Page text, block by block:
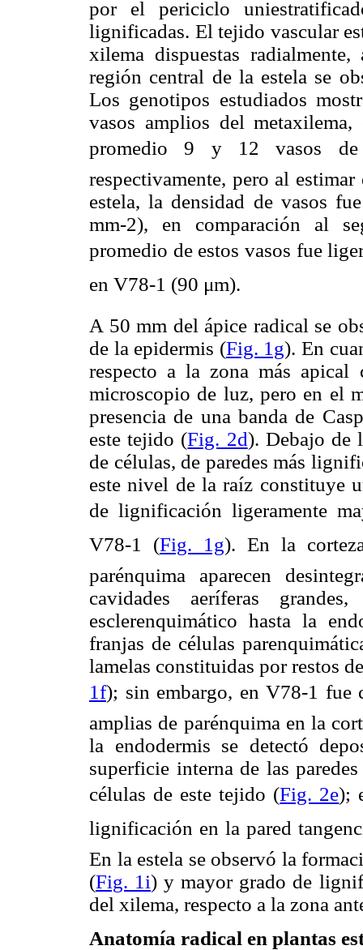
por el periciclo
lignificadas. El tejido vascular
xilema dispuestas
región central de la estela se
Los genotipos estudiados
vasos amplios del
promedio 9 y 12 vasos de
respectivamente, pero al
estela, la densidad de vasos
mm-2), en comparación al
promedio de estos vasos fue
en V78-1 (90 μm).
A 50 mm del ápice radical se
de la epidermis (Fig. 1g). En
respecto a la zona más apical
microscopio de luz, pero en el
presencia de una banda de
este tejido (Fig. 2d). Debajo de
de células, de paredes más
este nivel de la raíz constituye
de lignificación ligeramente
V78-1 (Fig. 1g). En la
parénquima aparecen
cavidades aeríferas
esclerenquimático hasta la
franjas de células
lamelas constituidas por restos
1f); sin embargo, en V78-1
amplias de parénquima en la
la endodermis se detectó
superficie interna de las
células de este tejido (Fig. 2e);
lignificación en la pared
En la estela se observó la
(Fig. 1i) y mayor grado de
del xilema, respecto a la zona
Anatomía radical en plantas